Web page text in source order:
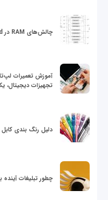
چالش‌های RAM در Workloadهای محاسباتی HPC
آموزش تعمیرات
تجهیزات دیجیتال،
دلیل رنگ بندی
چطور تبلیغات